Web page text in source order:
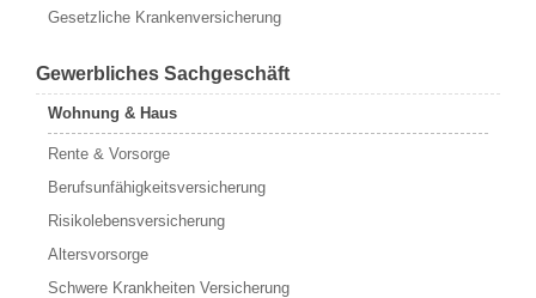
Gesetzliche Krankenversicherung
Gewerbliches Sachgeschäft
Wohnung & Haus
Rente & Vorsorge
Berufs­unfähigkeitsversicherung
Risikolebensversicherung
Altersvorsorge
Schwere Krankheiten Versicherung